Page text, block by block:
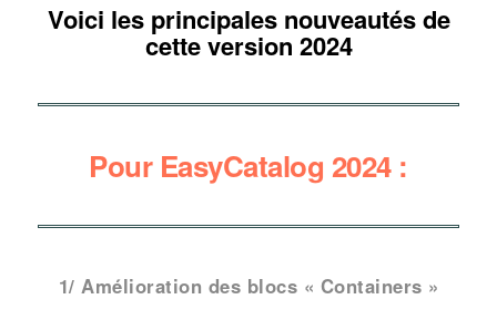
Voici les principales nouveautés de
cette version 2024
Pour EasyCatalog 2024 :
1/ Amélioration des blocs « Containers »